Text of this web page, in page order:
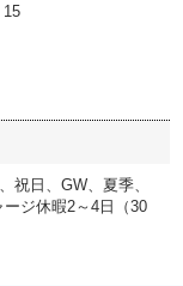
15
祝日、GW、夏季、
ジ休暇2～4日（30